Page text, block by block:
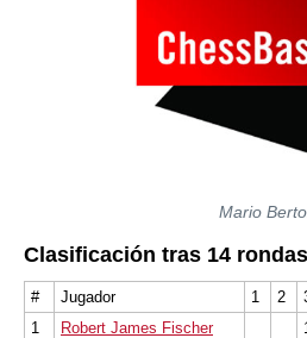
Mario
Clasificación tras 14 rondas
# Jugador 1 2
1
Robert James Fischer